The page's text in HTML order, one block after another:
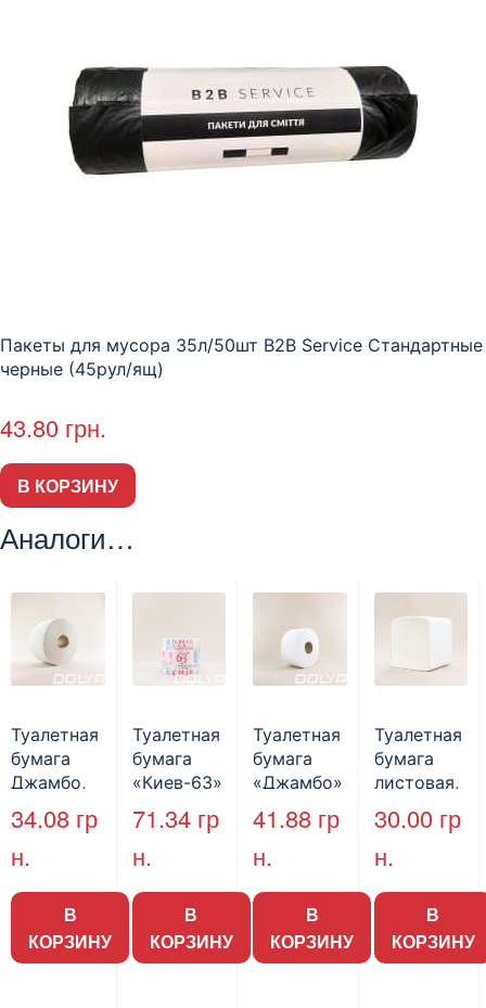
Пакеты для мусора 35л/50шт B2B Service Стандартные
черные (45рул/ящ)
43.80 грн.
В КОРЗИНУ
Аналоги…
Туалетная
бумага
Джамбо,
130 м.
34.08 гр
н.
В
КОРЗИНУ
Туалетная
бумага
«Киев-63»
, 8 шт/уп
71.34 гр
н.
В
КОРЗИНУ
Туалетная
бумага
«Джамбо»
, B2B
Service,
75м,
ая,
двухслойн
ая
41.88 гр
н.
В
КОРЗИНУ
Туалетная
бумага
листовая,
200 шт.
30.00 гр
н.
В
КОРЗИНУ